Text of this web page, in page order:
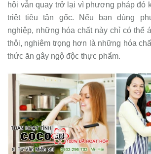
hôi vẫn quay trở lại vì phương pháp đó
triệt tiêu tận gốc. Nếu bạn dùng
nghiệp, những hóa chất này chỉ có thể
thôi, nghiêm trọng hơn là những hóa
thức ăn gây ngộ độc thực phẩm.